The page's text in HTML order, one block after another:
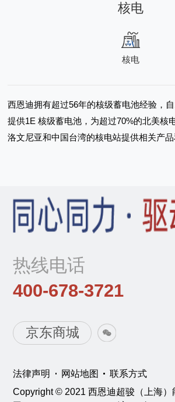
核电
核电
西恩迪拥有超过56年的核级蓄电池经验，
提供1E 核级蓄电池，为超过70%的北美核
洛文尼亚和中国台湾的核电站提供相关产品
热线电话
400-678-3721
京东商城
法律声明 网站地图
联系方式
Copyright © 2021 西恩迪超骏（上海）